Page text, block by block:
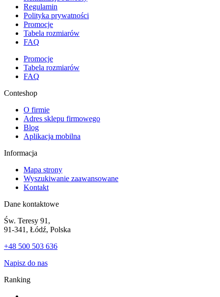
Regulamin
Polityka prywatności
Promocje
Tabela rozmiarów
FAQ
Promocje
Tabela rozmiarów
FAQ
Conteshop
O firmie
Adres sklepu firmowego
Blog
Aplikacja mobilna
Informacja
Mapa strony
Wyszukiwanie zaawansowane
Kontakt
Dane kontaktowe
Św. Teresy 91,
91-341, Łódź, Polska
+48 500 503 636
Napisz do nas
Ranking